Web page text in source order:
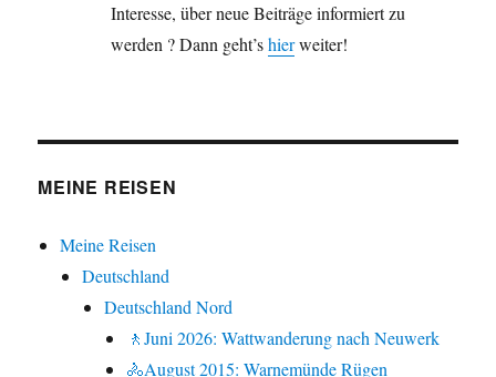
Interesse, über neue Beiträge informiert zu
werden ? Dann geht’shierweiter!
MEINE REISEN
Meine Reisen
Deutschland
Deutschland Nord
🚶Juni 2026: Wattwanderung nach Neuwerk
🚴August 2015: Warnemünde Rügen